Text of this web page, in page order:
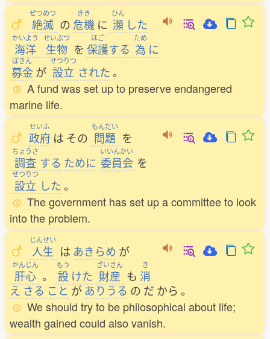
ぜつめつ
絶滅 の
きき
危機 に
ひん
瀕 した
かいよう
海洋
せいぶつ
生物 を
ほご
保護する
ため
為 に
ぼきん
募金 が
せつりつ
設立 された。
A fund was set up to preserve endangered
marine life.
せいふ
政府 は その
もんだい
問題 を
ちょうさ
調査 する ために
いいんかい
委員会 を
せつりつ
設立 した。
The government has set up a committee to look
into the problem.
じんせい
人生 は あきらめ が
かんじん
肝心 。
もう
設 けた
ざいさん
財産 も
き
消
え さる こと が ありうる の だ から 。
We should try to be philosophical about life;
wealth gained could also vanish.